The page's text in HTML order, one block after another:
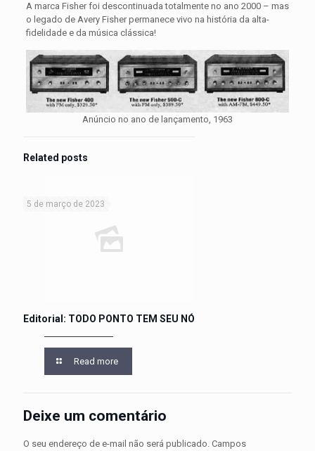
A marca Fisher foi descontinuada totalmente no ano 2000 – mas
o legado de Avery Fisher permanece vivo na história da alta-
fidelidade e da música clássica!
Anúncio no ano de lançamento, 1963
Related posts
5 de março de 2023
Editorial: TODO PONTO TEM SEU NÓ
Read more
Deixe um comentário
O seu endereço de e-mail não será publicado. Campos